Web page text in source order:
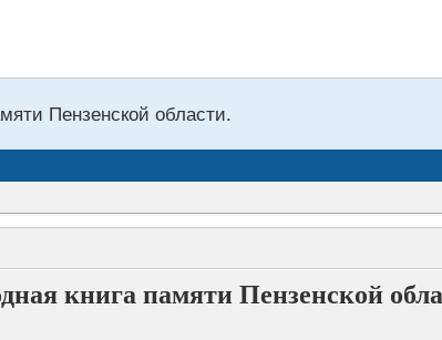
Пензенской области.
книга памяти Пензенской